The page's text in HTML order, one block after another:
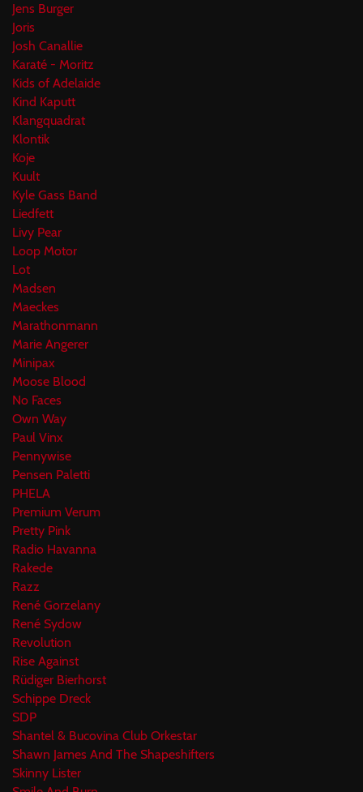
Jens Burger
Joris
Josh Canallie
Karaté - Moritz
Kids of Adelaide
Kind Kaputt
Klangquadrat
Klontik
Koje
Kuult
Kyle Gass Band
Liedfett
Livy Pear
Loop Motor
Lot
Madsen
Maeckes
Marathonmann
Marie Angerer
Minipax
Moose Blood
No Faces
Own Way
Paul Vinx
Pennywise
Pensen Paletti
PHELA
Premium Verum
Pretty Pink
Radio Havanna
Rakede
Razz
René Gorzelany
René Sydow
Revolution
Rise Against
Rüdiger Bierhorst
Schippe Dreck
SDP
Shantel & Bucovina Club Orkestar
Shawn James And The Shapeshifters
Skinny Lister